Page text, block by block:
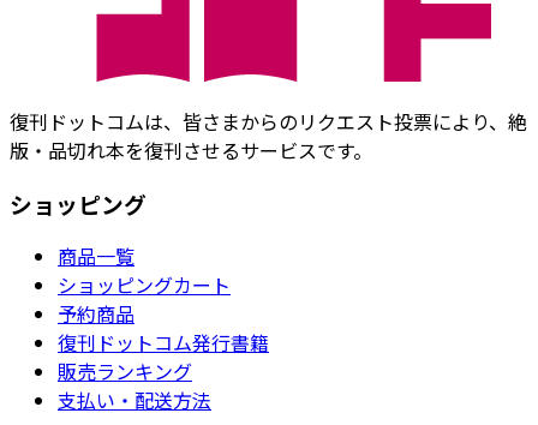
復刊ドットコムは、皆さまからのリクエスト投票により、絶
版・品切れ本を復刊させるサービスです。
ショッピング
商品一覧
ショッピングカート
予約商品
復刊ドットコム発行書籍
販売ランキング
支払い・配送方法